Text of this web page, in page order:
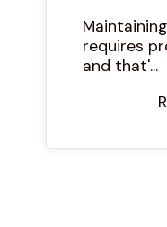
requires
and that'...